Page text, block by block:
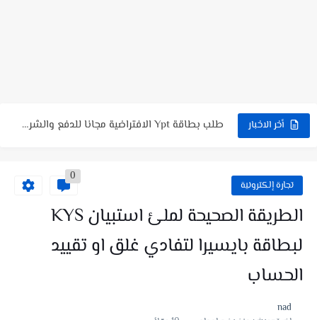
أخر الاخبار
طلب بطاقة Ypt الافتراضية مجانا للدفع والشراء اون لاين |...
تجارة إلكترونية
0
الطريقة الصحيحة لملئ استبيان KYS
لبطاقة بايسيرا لتفادي غلق او تقييد
الحساب
nad